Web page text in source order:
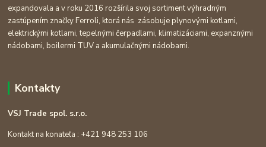
expandovala a v roku 2016 rozšírila svoj sortiment výhradným
zastúpením značky Ferroli, ktorá nás zásobuje plynovými kotlami,
elektrickými kotlami, tepelnými čerpadlami, klimatizáciami, expanznými
nádobami, boilermi TUV a akumulačnými nádobami.
Kontakty
VSJ Trade spol. s.r.o.
Kontakt na konateľa : +421 948 253 106